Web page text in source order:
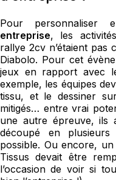
Pour personnaliser
entreprise, les
rallye 2cv n’étaient pas
Diabolo. Pour cet
jeux en rapport avec
exemple, les équipes
tissu, et le dessiner
mitigés… entre vrai
une autre épreuve, ils
découpé en
possible. Ou encore,
Tissus devait être
l’occasion de voir si